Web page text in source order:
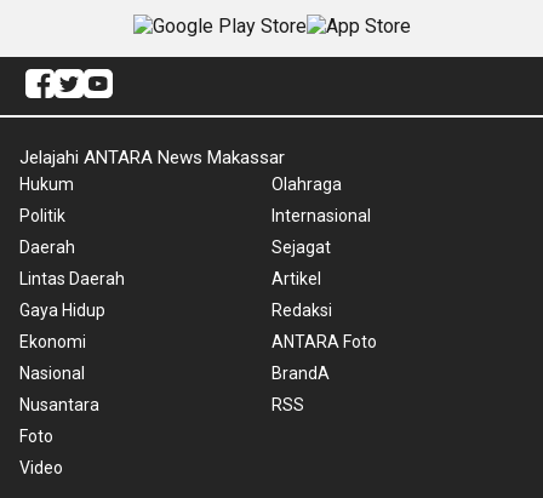
Jelajahi ANTARA News Makassar
Hukum
Politik
Daerah
Lintas Daerah
Gaya Hidup
Ekonomi
Nasional
Nusantara
Foto
Video
Olahraga
Internasional
Sejagat
Artikel
Redaksi
ANTARA Foto
BrandA
RSS